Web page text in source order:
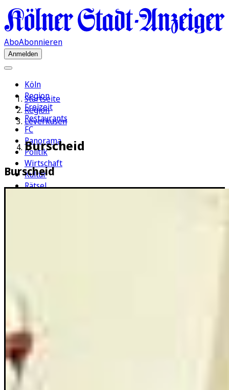
AboAbonnieren
Anmelden
Köln
Region
Freizeit
Restaurants
FC
Panorama
Politik
Wirtschaft
Kultur
Rätsel
Startseite
Region
Leverkusen
Burscheid
Burscheid